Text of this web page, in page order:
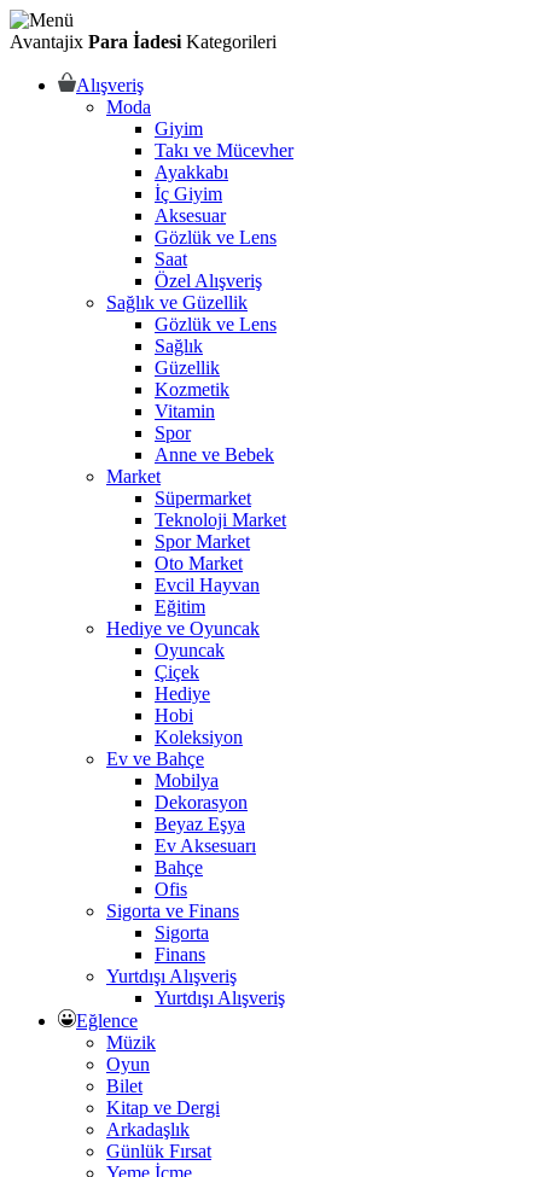
Avantajix Para İadesi Kategorileri
Alışveriş
Moda
Giyim
Takı ve Mücevher
Ayakkabı
İç Giyim
Aksesuar
Gözlük ve Lens
Saat
Özel Alışveriş
Sağlık ve Güzellik
Gözlük ve Lens
Sağlık
Güzellik
Kozmetik
Vitamin
Spor
Anne ve Bebek
Market
Süpermarket
Teknoloji Market
Spor Market
Oto Market
Evcil Hayvan
Eğitim
Hediye ve Oyuncak
Oyuncak
Çiçek
Hediye
Hobi
Koleksiyon
Ev ve Bahçe
Mobilya
Dekorasyon
Beyaz Eşya
Ev Aksesuarı
Bahçe
Ofis
Sigorta ve Finans
Sigorta
Finans
Yurtdışı Alışveriş
Yurtdışı Alışveriş
Eğlence
Müzik
Oyun
Bilet
Kitap ve Dergi
Arkadaşlık
Günlük Fırsat
Yeme İçme